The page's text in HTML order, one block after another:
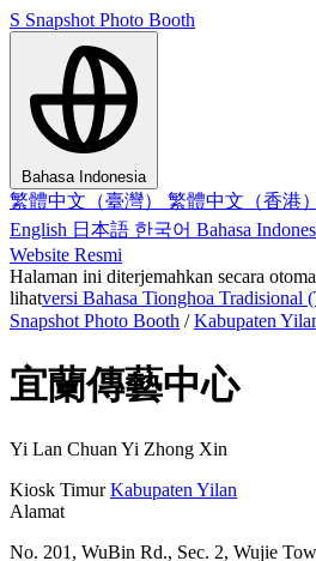
S Snapshot Photo Booth
Bahasa Indonesia
繁體中文（臺灣） 繁體中文（香港）
English 日本語 한국어 Bahasa
Website Resmi
Halaman ini diterjemahkan secara
lihatversi Bahasa Tionghoa Tradisional
Snapshot Photo Booth / Kabupaten
宜蘭傳藝中心
Yi Lan Chuan Yi Zhong Xin
Kiosk TimurKabupaten Yilan
Alamat
No. 201, WuBin Rd., Sec. 2, Wujie